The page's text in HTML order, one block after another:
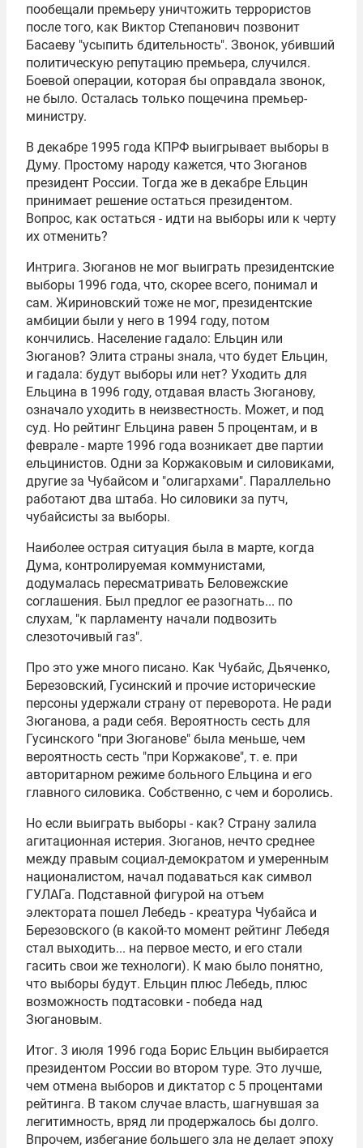
пообещали премьеру уничтожить террористов
после того, как Виктор Степанович позвонит
Басаеву "усыпить бдительность". Звонок, убивший
политическую репутацию премьера, случился.
Боевой операции, которая бы оправдала звонок,
не было. Осталась только пощечина премьер-
министру.
В декабре 1995 года КПРФ выигрывает выборы в
Думу. Простому народу кажется, что Зюганов
президент России. Тогда же в декабре Ельцин
принимает решение остаться президентом.
Вопрос, как остаться - идти на выборы или к черту
их отменить?
Интрига. Зюганов не мог выиграть президентские
выборы 1996 года, что, скорее всего, понимал и
сам. Жириновский тоже не мог, президентские
амбиции были у него в 1994 году, потом
кончились. Население гадало: Ельцин или
Зюганов? Элита страны знала, что будет Ельцин,
и гадала: будут выборы или нет? Уходить для
Ельцина в 1996 году, отдавая власть Зюганову,
означало уходить в неизвестность. Может, и под
суд. Но рейтинг Ельцина равен 5 процентам, и в
феврале - марте 1996 года возникает две партии
ельцинистов. Одни за Коржаковым и силовиками,
другие за Чубайсом и "олигархами". Параллельно
работают два штаба. Но силовики за путч,
чубайсисты за выборы.
Наиболее острая ситуация была в марте, когда
Дума, контролируемая коммунистами,
додумалась пересматривать Беловежские
соглашения. Был предлог ее разогнать... по
слухам, "к парламенту начали подвозить
слезоточивый газ".
Про это уже много писано. Как Чубайс, Дьяченко,
Березовский, Гусинский и прочие исторические
персоны удержали страну от переворота. Не ради
Зюганова, а ради себя. Вероятность сесть для
Гусинского "при Зюганове" была меньше, чем
вероятность сесть "при Коржакове", т. е. при
авторитарном режиме больного Ельцина и его
главного силовика. Собственно, с чем и боролись.
Но если выиграть выборы - как? Страну залила
агитационная истерия. Зюганов, нечто среднее
между правым социал-демократом и умеренным
националистом, начал подаваться как символ
ГУЛАГа. Подставной фигурой на отъем
электората пошел Лебедь - креатура Чубайса и
Березовского (в какой-то момент рейтинг Лебедя
стал выходить... на первое место, и его стали
гасить свои же технологи). К маю было понятно,
что выборы будут. Ельцин плюс Лебедь, плюс
возможность подтасовки - победа над
Зюгановым.
Итог. 3 июля 1996 года Борис Ельцин выбирается
президентом России во втором туре. Это лучше,
чем отмена выборов и диктатор с 5 процентами
рейтинга. В таком случае власть, шагнувшая за
легитимность, вряд ли продержалось бы долго.
Впрочем, избегание большего зла не делает эпоху